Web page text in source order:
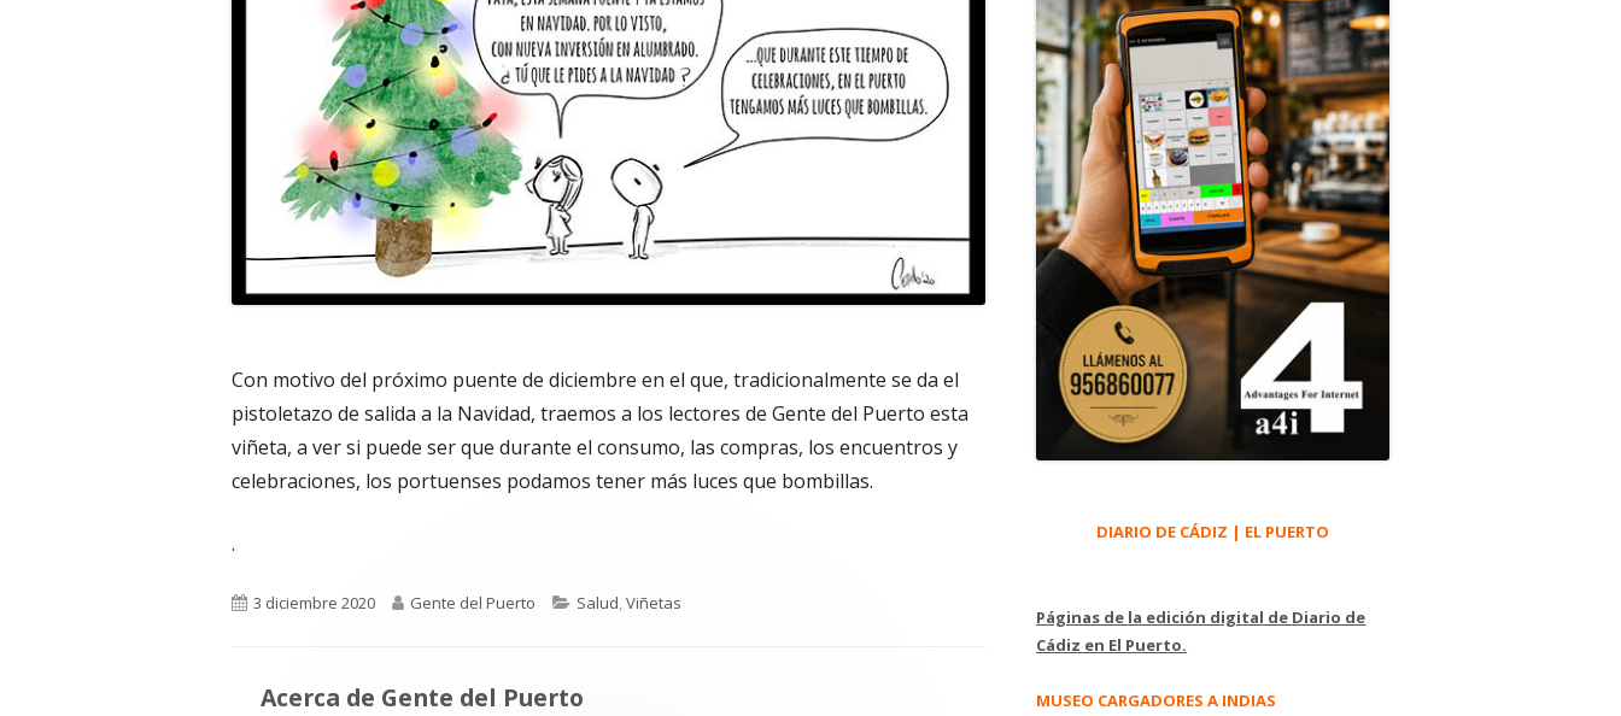
Con motivo del próximo puente de diciembre en el que, tradicionalmente se da el
pistoletazo de salida a la Navidad, traemos a los lectores de Gente del Puerto esta
viñeta, a ver si puede ser que durante el consumo, las compras, los encuentros y
celebraciones, los portuenses podamos tener más luces que bombillas.
.
Publicado
3 diciembre 2020 Autor
Gente del Puerto Categorías
Salud,Viñetas
Acerca de Gente del Puerto
DIARIO DE CÁDIZ | EL PUERTO
Páginas de la edición digital de Diario de
Cádiz en El Puerto.
MUSEO CARGADORES A INDIAS